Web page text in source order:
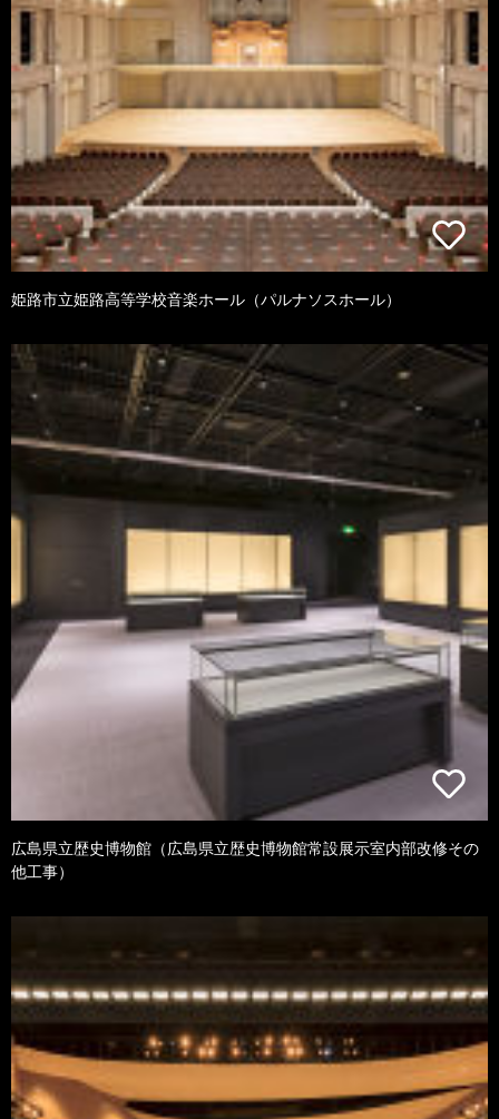
姫路市立姫路高等学校音楽ホール（パルナソスホール）
広島県立歴史博物館（広島県立歴史博物館常設展示室内部改修その
他工事）